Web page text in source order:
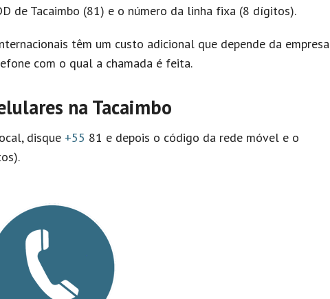
de Tacaimbo (81) e o número da linha fixa (8 dígitos).
têm um custo adicional que depende da empresa
com o qual a chamada é feita.
na Tacaimbo
disque +55 81 e depois o código da rede móvel e o